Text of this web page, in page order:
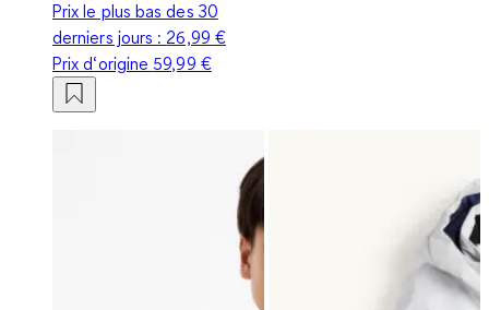
Prix le plus bas des 30
derniers jours : 26,99 €
Prix d‘origine 59,99 €